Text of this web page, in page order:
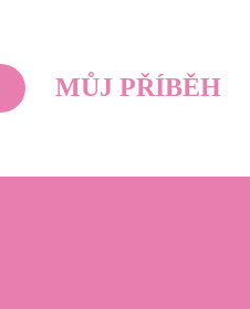
MŮJ PŘÍBĚH